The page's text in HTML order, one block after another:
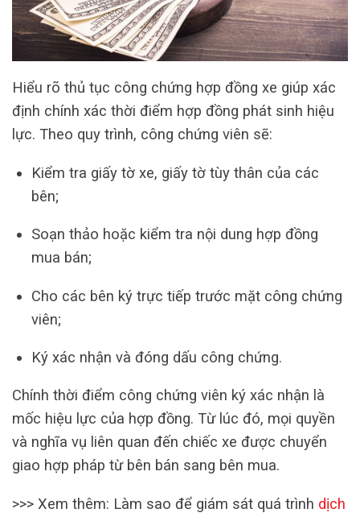
Hiểu rõ thủ tục công chứng hợp đồng xe giúp xác
định chính xác thời điểm hợp đồng phát sinh hiệu
lực. Theo quy trình, công chứng viên sẽ:
Kiểm tra giấy tờ xe, giấy tờ tùy thân của các
bên;
Soạn thảo hoặc kiểm tra nội dung hợp đồng
mua bán;
Cho các bên ký trực tiếp trước mặt công chứng
viên;
Ký xác nhận và đóng dấu công chứng.
Chính thời điểm công chứng viên ký xác nhận là
mốc hiệu lực của hợp đồng. Từ lúc đó, mọi quyền
và nghĩa vụ liên quan đến chiếc xe được chuyển
giao hợp pháp từ bên bán sang bên mua.
>>> Xem thêm: Làm sao để giám sát quá trình dịch